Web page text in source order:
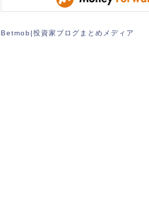
Betmob|投資家ブログまとめメディア